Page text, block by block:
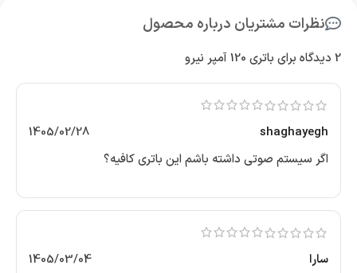
نظرات مشتریان درباره محصول
2 دیدگاه برای باتری 120 آمپر نیرو
shaghayegh
1405/02/28
اگر سیستم صوتی داشته باشم این باتری کافیه؟
سارا
1405/03/04